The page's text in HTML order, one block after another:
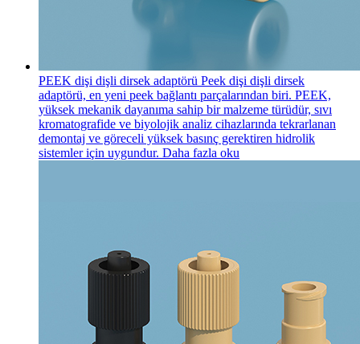
PEEK dişi dişli dirsek adaptörü Peek dişi dişli dirsek
adaptörü, en yeni peek bağlantı parçalarından biri. PEEK,
yüksek mekanik dayanıma sahip bir malzeme türüdür, sıvı
kromatografide ve biyolojik analiz cihazlarında tekrarlanan
demontaj ve göreceli yüksek basınç gerektiren hidrolik
sistemler için uygundur. Daha fazla oku